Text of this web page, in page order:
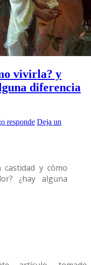
vivirla? y
diferencia
responde Deja un
castidad y cómo
¿hay alguna